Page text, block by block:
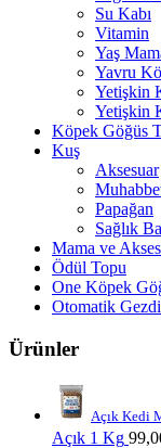
Su Kabı
Vitamin
Yaş
Yavru
Yetişkin
Yetişkin
Köpek Göğüs
Kuş
Aksesuar
Papağan
Sağlık
Mama ve
Ödül Topu
One Köpek
Otomatik
Ürünler
Açık Kedi
Açık 1 Kg